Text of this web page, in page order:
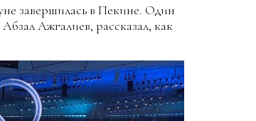
завершилась в Пекине. Один
Ажгалиев, рассказал, как